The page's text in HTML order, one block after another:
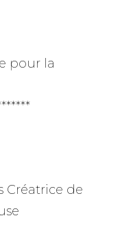
pour la
Créatrice de